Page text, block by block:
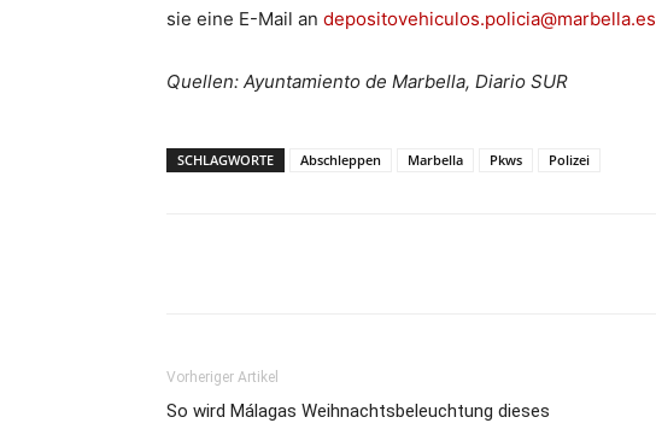
sie eine E-Mail an depositovehiculos.policia@marbella.es
Quellen: Ayuntamiento de Marbella, Diario SUR
SCHLAGWORTE Abschleppen Marbella Pkws Polizei
Vorheriger Artikel
So wird Málagas Weihnachtsbeleuchtung dieses